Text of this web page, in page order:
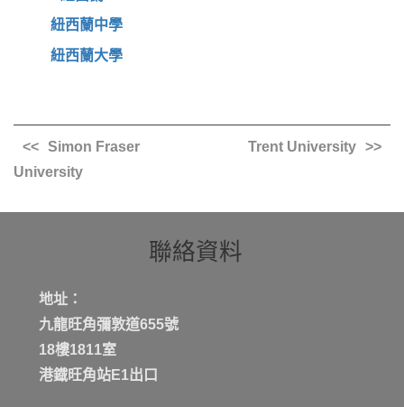
紐西蘭中學
紐西蘭大學
Simon Fraser
University
Trent University
聯絡資料
地址：
九龍旺角彌敦道655號
18樓1811室
港鐡旺角站E1出口